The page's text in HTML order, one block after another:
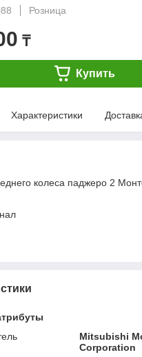
Розница
₸
Купить
Характеристики
колеса паджеро 2
Mitsubishi
Corporation